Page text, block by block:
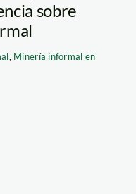
sobre
, Minería informal en